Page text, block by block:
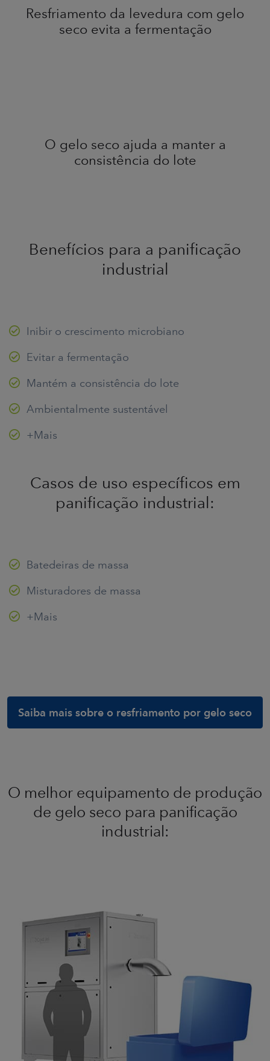
Resfriamento da levedura com gelo
seco evita a fermentação
O gelo seco ajuda a manter a
consistência do lote
Benefícios para a panificação
industrial
Inibir o crescimento microbiano
Evitar a fermentação
Mantém a consistência do lote
Ambientalmente sustentável
+Mais
Casos de uso específicos em
panificação industrial:
Batedeiras de massa
Misturadores de massa
+Mais
Saiba mais sobre o resfriamento por gelo seco
O melhor equipamento de produção
de gelo seco para panificação
industrial: